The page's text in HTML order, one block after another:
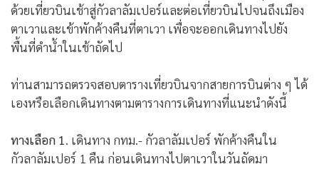
ด้วยเที่ยวบินเช้าสู่กัวลาลัมเปอร์และต่อเที่ยวบินไปจนถึงเมือง
ตาเวาและเข้าพักค้างคืนที่ตาเวา เพื่อจะออกเดินทางไปยัง
พื้นที่ดำน้ำในเช้าถัดไป
ท่านสามารถตรวจสอบตารางเที่ยวบินจากสายการบินต่าง ๆ ได้
เองหรือเลือกเดินทางตามตารางการเดินทางที่แนะนำดังนี้
ทางเลือก 1. เดินทาง กทม.- กัวลาลัมเปอร์ พักค้างคืนใน
กัวลาลัมเปอร์ 1 คืน ก่อนเดินทางไปตาเวาในวันถัดมา